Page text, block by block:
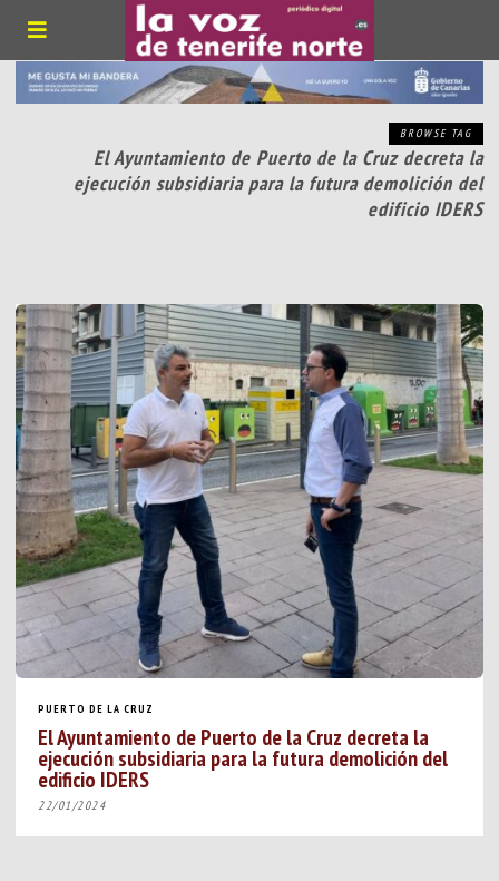
BROWSE TAG
El Ayuntamiento de Puerto de la Cruz decreta la
ejecución subsidiaria para la futura demolición del
edificio IDERS
PUERTO DE LA CRUZ
El Ayuntamiento de Puerto de la Cruz decreta la
ejecución subsidiaria para la futura demolición del
edificio IDERS
22/01/2024